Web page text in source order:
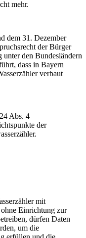
mehr.
dem 31. Dezember
der Bürger
unter den Bundesländern
dass in Bayern
verbaut
Abs. 4
der
mit
Einrichtung zur
dürfen Daten
um die